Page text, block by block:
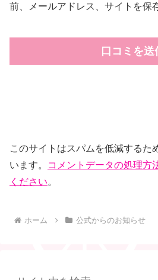
前、メールアドレス、サイトを保
このサイトはスパムを低減するた
います。
コメントデータの処理方
ください。
ホーム 公式からのお知らせ